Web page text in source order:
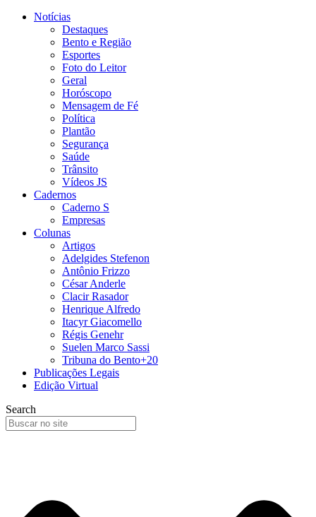
Notícias
Destaques
Bento e Região
Esportes
Foto do Leitor
Geral
Horóscopo
Mensagem de Fé
Política
Plantão
Segurança
Saúde
Trânsito
Vídeos JS
Cadernos
Caderno S
Empresas
Colunas
Artigos
Adelgides Stefenon
Antônio Frizzo
César Anderle
Clacir Rasador
Henrique Alfredo
Itacyr Giacomello
Régis Genehr
Suelen Marco Sassi
Tribuna do Bento+20
Publicações Legais
Edição Virtual
Search